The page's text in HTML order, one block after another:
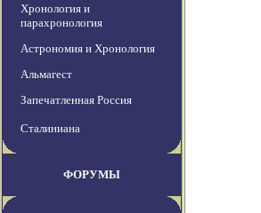
Хронология и
парахронология
Астрономия и Хронология
Альмагест
Запечатленная Россия
Сталиниана
ФОРУМЫ